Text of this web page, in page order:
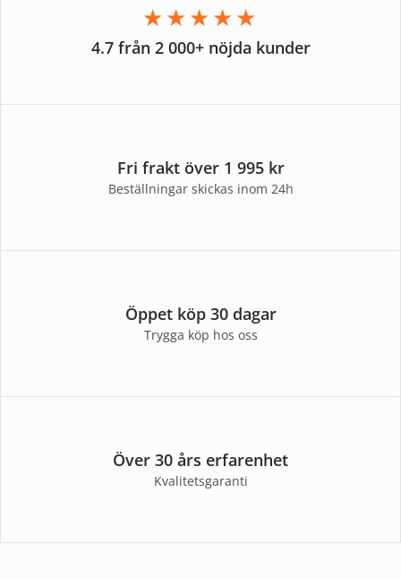
★★★★★
4.7 från 2 000+ nöjda kunder
Fri frakt över 1 995 kr
Beställningar skickas inom 24h
Öppet köp 30 dagar
Trygga köp hos oss
Över 30 års erfarenhet
Kvalitetsgaranti